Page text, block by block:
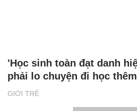
GIỚI TRẺ
'Học sinh toàn đạt danh
phải lo chuyện đi học